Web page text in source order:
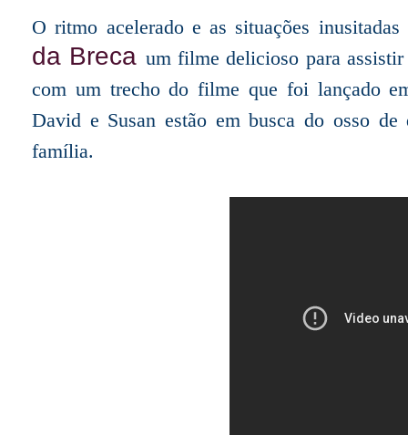
O ritmo acelerado e as situações
da Breca um filme delicioso para
com um trecho do filme que foi lançado
David e Susan estão em busca do osso de
família.